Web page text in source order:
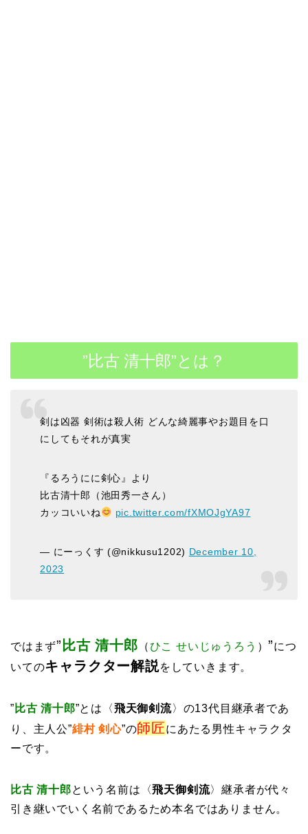
”比古 清十郎”とは？
剣は凶器 剣術は殺人術 どんな綺麗事やお題目を口
にしてもそれが真実
『るろうにに剣心』より
比古清十郎（池田秀一さん）
カッコいいね
pic.twitter.com/fXMOJgYA97
— にーっくす (@nikkusu1202) December 10,
2023
ではまず” 比古 清十郎 （ひこ せいじゅうろう ） ”につ
いてのキャラクター解説をしていきます。
” 比古 清十郎”とは〈飛天御剣流〉の13代目継承者であ
り、主人公”緋村 剣心”の師匠にあたる男性キャラクタ
ーです。
比古 清十郎という名前は〈飛天御剣流〉継承者が代々
引き継いでいく名前であるため本名ではありません。